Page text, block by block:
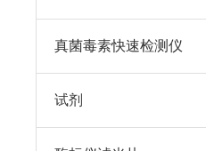
真菌毒素快速检测仪
试剂